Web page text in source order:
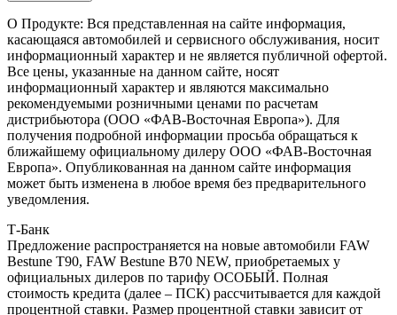
О Продукте: Вся представленная на сайте информация,
касающаяся автомобилей и сервисного обслуживания, носит
информационный характер и не является публичной офертой.
Все цены, указанные на данном сайте, носят
информационный характер и являются максимально
рекомендуемыми розничными ценами по расчетам
дистрибьютора (ООО «ФАВ-Восточная Европа»). Для
получения подробной информации просьба обращаться к
ближайшему официальному дилеру ООО «ФАВ-Восточная
Европа». Опубликованная на данном сайте информация
может быть изменена в любое время без предварительного
уведомления.
Т-Банк
Предложение распространяется на новые автомобили FAW
Bestune T90, FAW Bestune В70 NEW, приобретаемых у
официальных дилеров по тарифу ОСОБЫЙ. Полная
стоимость кредита (далее – ПСК) рассчитывается для каждой
процентной ставки. Размер процентной ставки зависит от